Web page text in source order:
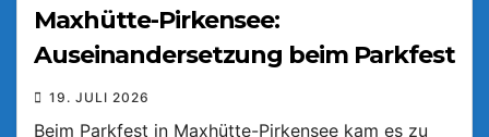
Maxhütte-Pirkensee:
Auseinandersetzung beim Parkfest
19. JULI 2026
Beim Parkfest in Maxhütte-Pirkensee kam es zu